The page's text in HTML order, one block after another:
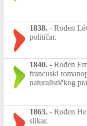
1838. - Rođen
političar.
1840. - Rođen
francuski
naturalističkog
1863. - Rođen
slikar.